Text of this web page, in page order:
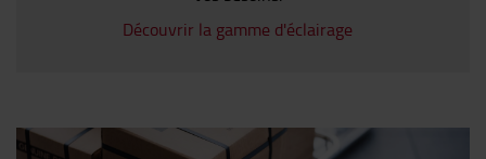
Découvrir la gamme d'éclairage